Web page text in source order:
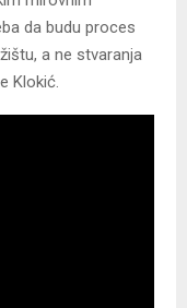
da budu proces
a ne stvaranja
Klokić.